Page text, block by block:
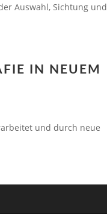
Auswahl, Sichtung und
IN NEUEM
und durch neue